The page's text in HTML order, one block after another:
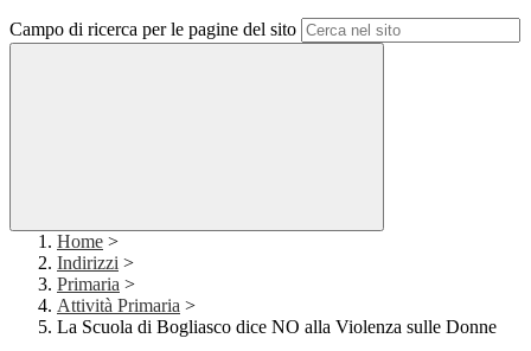
Campo di ricerca per le pagine del sito
Home >
Indirizzi >
Primaria >
Attività Primaria >
La Scuola di Bogliasco dice NO alla Violenza sulle Donne